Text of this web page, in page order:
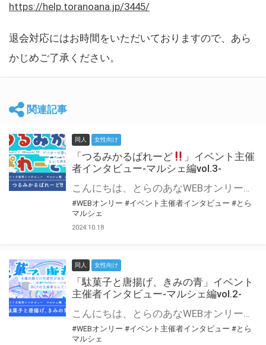
https://help.toranoana.jp/3445/
退会対応にはお時間をいただいておりますので、あら
かじめご了承ください。
関連記事
同人 女性向け
「つるみかるぱれーど
」イベント主催
者インタビュー-マルシェ編vol.3-
こんにちは、とらのあなWEBオンリー運営スタッフです。 新たにお届けする、イベント主催者インタビュー-マルシェ編-は、 とらのあなWEBオンリー「マルシェ」をご利用した主催様に 「マルシェ」を使って開催した感想や心がけをお聞きする企画です。 今回は、WEBオンリー初開催「つるみかるぱれーど
#WEBオンリー #イベント主催者インタビュー #とら
マルシェ
2024.10.18
同人 女性向け
「駄菓子と唐揚げ、きみの青」イベント
主催者インタビュー-マルシェ編vol.2-
こんにちは、とらのあなWEBオンリー運営スタッフです。 新たにお届けする、イベント主催者インタビュー-マルシェ編-は、 とらのあなWEBオンリー「マルシェ」をご利用の主催様に 「マルシェ」を使ってイベントを開催した感想や心がけをお聞きする企画です。 今回は、WEBオンリー初開催「駄菓子と唐揚げ、きみの青」より、 主催のぎこ六屋様にお話を伺いました。 協力：ぎこ六屋様／イベント公式Twitter（@krkgwks） とらのあなWEBオンリー「マルシェ」とは？ WEBオンリーでリアルタイムでコミュニケーションがとれるオンライン会場です。
#WEBオンリー #イベント主催者インタビュー #とら
マルシェ